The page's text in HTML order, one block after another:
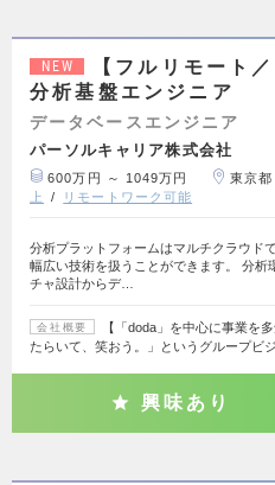
NEW
【フルリモート
分析基盤エンジニア
データベースエンジニア
パーソルキャリア株式会社
600万円 ～ 1049万円 東京都
上
リモートワーク可能
分析プラットフォームはマルチクラウド
幅広い技術を扱うことができます。 分析
チャ設計からデ…
会社概要
【「doda」を中心に事業を
たらいて、笑おう。」というグループビ
興味あり